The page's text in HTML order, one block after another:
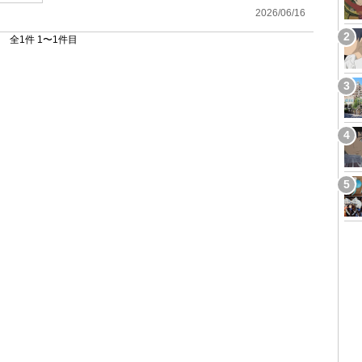
2026/06/16
全1件 1〜1件目